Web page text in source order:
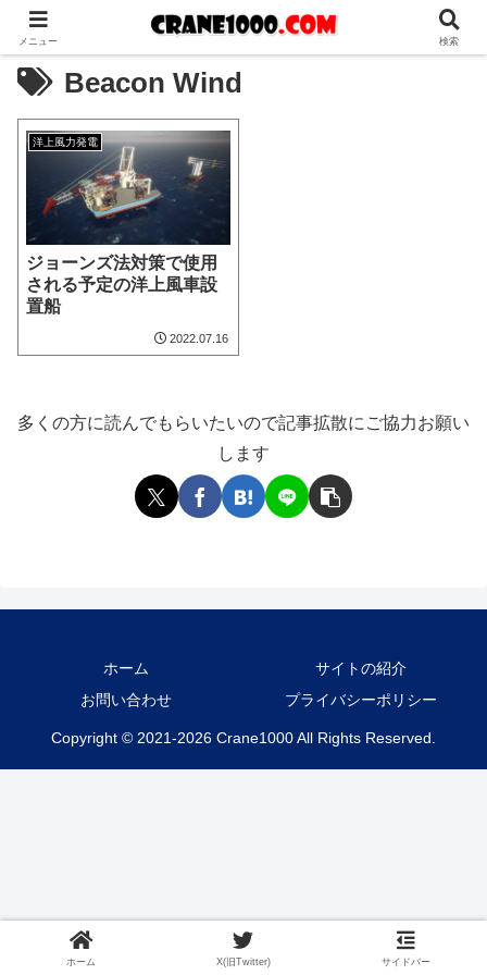
Beacon Wind
洋上風力発電
ジョーンズ法対策で使用
される予定の洋上風車設
置船
2022.07.16
多くの方に読んでもらいたいので記事拡散にご協力お願い
します
ホーム
サイトの紹介
お問い合わせ
プライバシーポリシー
Copyright © 2021-2026 Crane1000 All Rights Reserved.
メニュー 検索
ホーム X(旧Twitter) サイドバー